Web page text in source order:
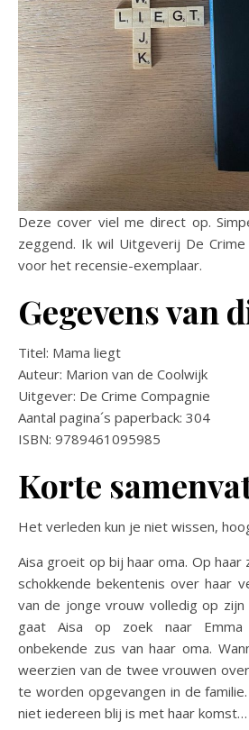
Deze cover viel me direct op. Simpel maar voor mij alles
zeggend. Ik wil Uitgeverij De Crime
voor het recensie-exemplaar.
Gegevens van
Titel: Mama liegt
Auteur: Marion van de Coolwijk
Uitgever: De Crime Compagnie
Aantal pagina´s paperback: 304
ISBN: 9789461095985
Korte
Het verleden kun je niet wissen,
Aisa groeit op bij haar oma. Op
schokkende bekentenis over haar
van de jonge vrouw volledig op
gaat Aisa op zoek naar Emma
onbekende zus van haar oma.
weerzien van de twee vrouwen
te worden opgevangen in de
niet iedereen blij is met haar komst…